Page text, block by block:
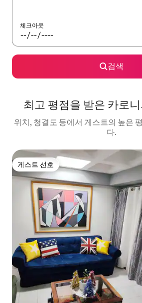
체크아웃
검색
최고 평점을 받은 카로
위치, 청결도 등에서 게스트의 높은
다.
게스트 선호
게스트 선호